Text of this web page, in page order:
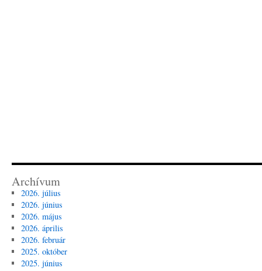
Archívum
2026. július
2026. június
2026. május
2026. április
2026. február
2025. október
2025. június